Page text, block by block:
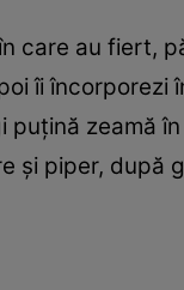
care au fiert,
îi
zeamă
şi piper, după